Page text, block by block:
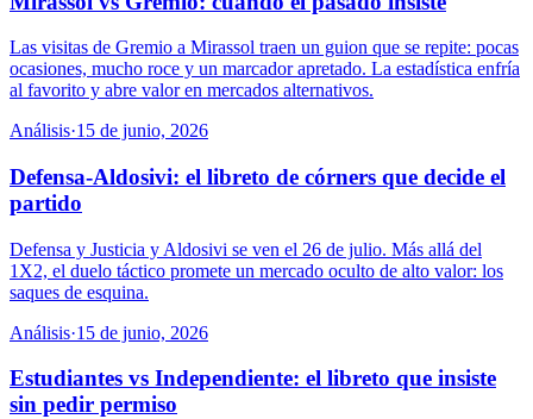
Las visitas de Gremio a Mirassol traen un guion que se repite: pocas
ocasiones, mucho roce y un marcador apretado. La estadística enfría
al favorito y abre valor en mercados alternativos.
Análisis·15 de junio, 2026
Defensa-Aldosivi: el libreto de córners que decide el
partido
Defensa y Justicia y Aldosivi se ven el 26 de julio. Más allá del
1X2, el duelo táctico promete un mercado oculto de alto valor: los
saques de esquina.
Análisis·15 de junio, 2026
Estudiantes vs Independiente: el libreto que insiste
sin pedir permiso